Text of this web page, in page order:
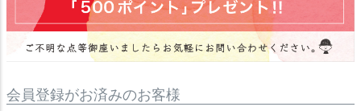
会員登録がお済みのお客様